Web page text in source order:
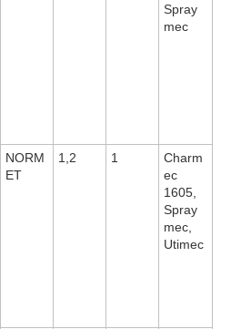
Spray
mec
NORM
ET
1,2 1
Charm
ec
1605,
Spray
mec,
Utimec